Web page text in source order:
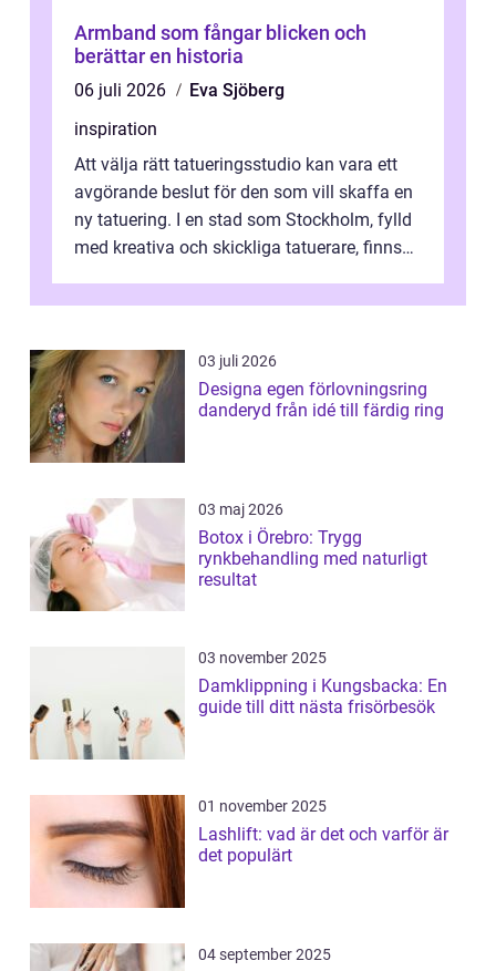
Armband som fångar blicken och
berättar en historia
06 juli 2026
Eva Sjöberg
inspiration
Att välja rätt tatueringsstudio kan vara ett
avgörande beslut för den som vill skaffa en
ny tatuering. I en stad som Stockholm, fylld
med kreativa och skickliga tatuerare, finns
03 juli 2026
Designa egen förlovningsring
danderyd från idé till färdig ring
03 maj 2026
Botox i Örebro: Trygg
rynkbehandling med naturligt
resultat
03 november 2025
Damklippning i Kungsbacka: En
guide till ditt nästa frisörbesök
01 november 2025
Lashlift: vad är det och varför är
det populärt
04 september 2025